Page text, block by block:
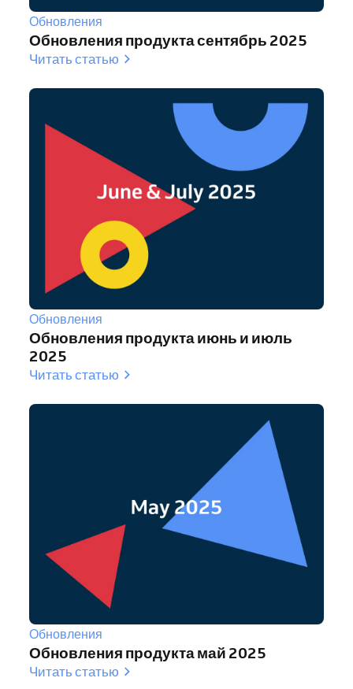
Обновления
Обновления продукта сентябрь 2025
Читать статью
Обновления
Обновления продукта июнь и июль
2025
Читать статью
Обновления
Обновления продукта май 2025
Читать статью